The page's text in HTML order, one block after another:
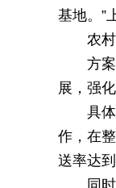
基地。”
农
方
展，强
具
作，在
送率达
同